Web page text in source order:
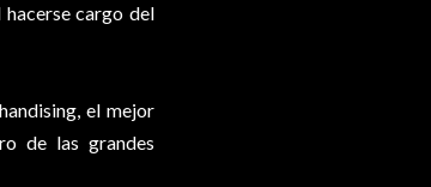
hacerse cargo del
el mejor
de las grandes